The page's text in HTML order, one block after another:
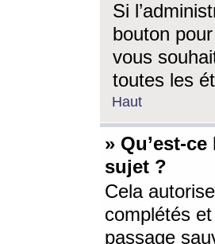
Si
bouton
vous
toutes les
Haut
» Qu’est-
sujet ?
Cela
complétés
passage